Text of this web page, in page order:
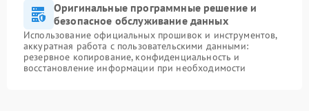
Оригинальные программные решение и
безопасное обслуживание данных
Использование официальных прошивок и инструментов,
аккуратная работа с пользовательскими данными:
резервное копирование, конфиденциальность и
восстановление информации при необходимости